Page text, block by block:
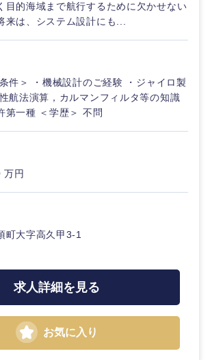
目的海域まで航行するために欠かせない
来は、システム設計にも...
件＞ ・機械設計のご経験 ・ジャイロ製
航法演算，カルマンフィルタ等の知識
第一種 ＜学歴＞ 不問
円
町大字高久甲3-1
求人詳細を見る
お気に入り